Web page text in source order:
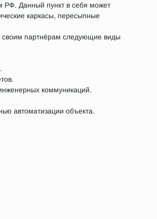
РФ. Данный пункт в себя может
каркасы, пересыпные
своим партнёрам следующие виды
коммуникаций.
автоматизации объекта.